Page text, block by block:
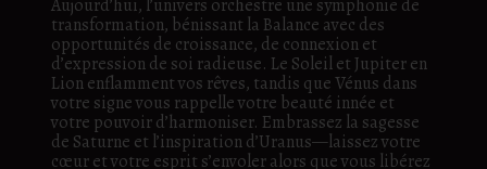
Aujourd’hui, l’univers orchestre une symphonie de
transformation, bénissant la Balance avec des
opportunités de croissance, de connexion et
d’expression de soi radieuse. Le Soleil et Jupiter en
Lion enflamment vos rêves, tandis que Vénus dans
votre signe vous rappelle votre beauté innée et
votre pouvoir d’harmoniser. Embrassez la sagesse
de Saturne et l’inspiration d’Uranus—laissez votre
cœur et votre esprit s’envoler alors que vous libérez